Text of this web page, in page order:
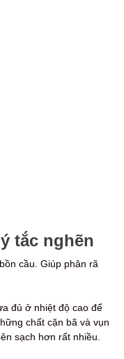
tắc nghẽn
cầu. Giúp phân rã
đủ ở nhiệt độ cao để
chất cặn bã và vụn
sạch hơn rất nhiều.